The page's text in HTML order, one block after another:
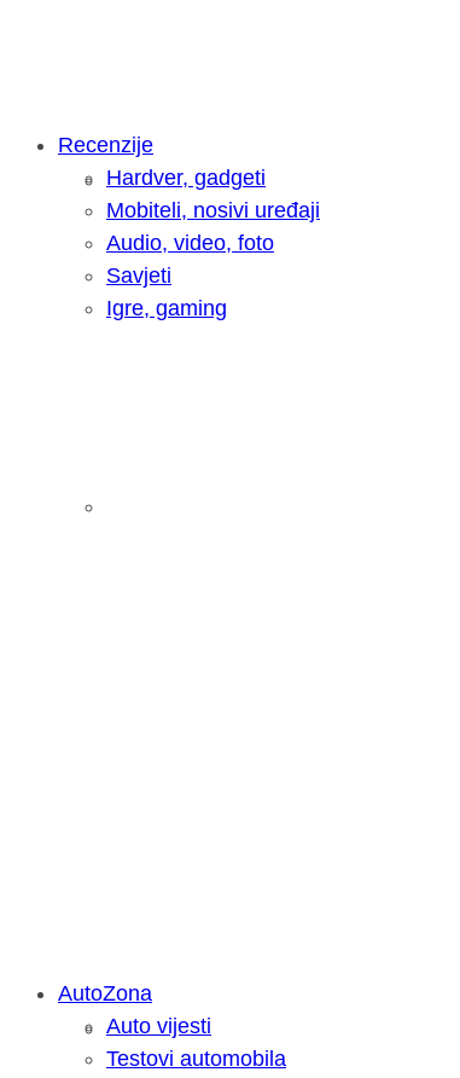
Intervju: Goran Jović,
Recenzije
Hardver, gadgeti
Mobiteli, nosivi uređaji
Audio, video, foto
Savjeti
Igre, gaming
Savjetujemo: Što učiniti kada
AutoZona
Auto vijesti
Testovi automobila